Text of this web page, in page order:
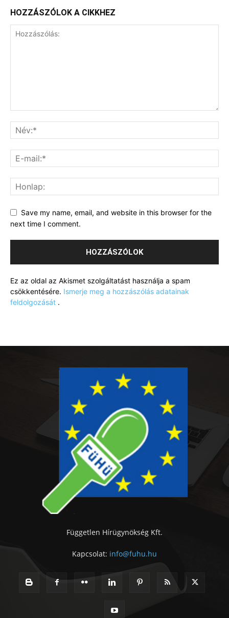
HOZZÁSZÓLOK A CIKKHEZ
Save my name, email, and website in this browser for the
next time I comment.
Ez az oldal az Akismet szolgáltatást használja a spam
csökkentésére. Ismerje meg a hozzászólás adatainak
feldolgozását .
Független Hírügynökség Kft.
Kapcsolat: info@fuhu.hu